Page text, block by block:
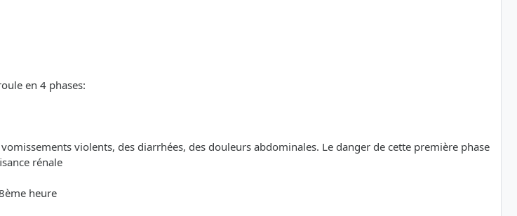
en 4 phases:
violents, des diarrhées, des douleurs abdominales. Le danger de cette première phase
rénale
heure